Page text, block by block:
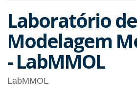
Laboratório de
Modelagem
- LabMMOL
LabMMOL